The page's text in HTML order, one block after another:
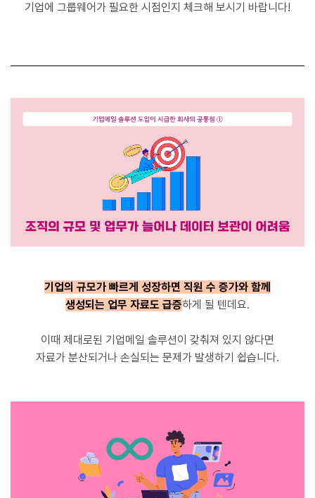
기업에 그룹웨어가 필요한 시점인지 체크해 보시기 바랍니다!
기업의 규모가 빠르게 성장하면 직원 수 증가와 함께
생성되는 업무 자료도 급증하게 될 텐데요.
이때 제대로된 기업메일 솔루션이 갖춰져 있지 않다면
자료가 분산되거나 손실되는 문제가 발생하기 쉽습니다.